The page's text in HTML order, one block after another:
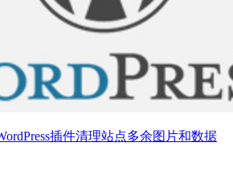
插件清理站点多余图片和数据